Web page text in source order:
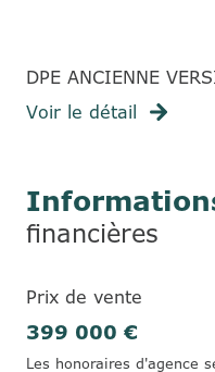
DPE ANCIENNE
Voir le détail
financières
Prix de vente
399 000 €
Les honoraires d'agence